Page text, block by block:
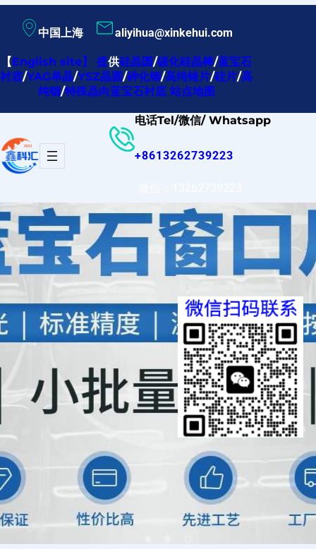
内
容
中国上海 aliyihua@xinkehui.com
【English site】提供硅晶圆/碳化硅晶棒/蓝宝石
衬底/YAG单晶/YSZ晶圆/砷化铟/高纯锗片/硅片/高
纯铟/特殊晶向蓝宝石衬底 站点地图
电话Tel/微信/ Whatsapp
+8613262739223